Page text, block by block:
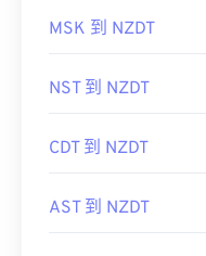
MSK 到 NZDT
NST 到 NZDT
CDT 到 NZDT
AST 到 NZDT